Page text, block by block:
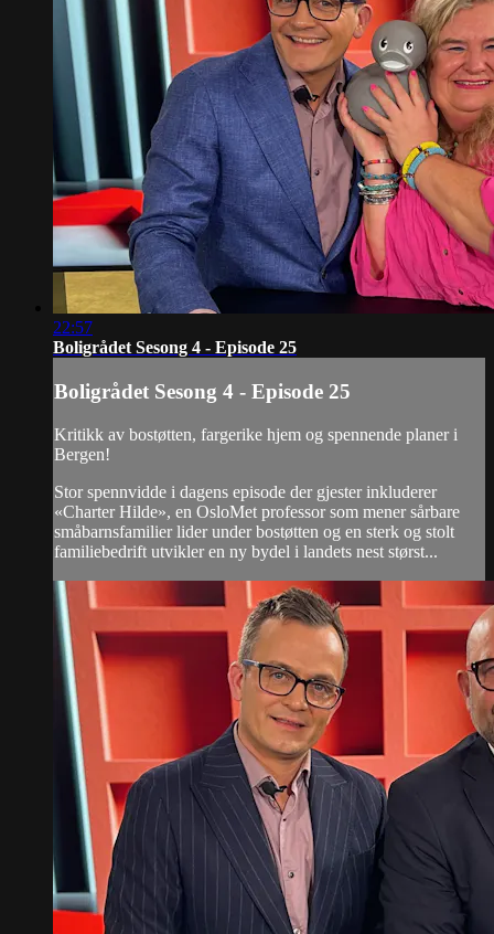
22:57
Boligrådet Sesong 4 - Episode 25
Boligrådet Sesong 4 - Episode 25
Kritikk av bostøtten, fargerike hjem og spennende planer i
Bergen!
Stor spennvidde i dagens episode der gjester inkluderer
«Charter Hilde», en OsloMet professor som mener sårbare
småbarnsfamilier lider under bostøtten og en sterk og stolt
familiebedrift utvikler en ny bydel i landets nest størst...